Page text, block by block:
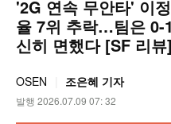
'2G 연속 무안타' 이
율 7위 추락…팀은 0-
신히 면했다 [SF 리뷰]
OSEN 조은혜 기자
발행 2026.07.09 07: 32